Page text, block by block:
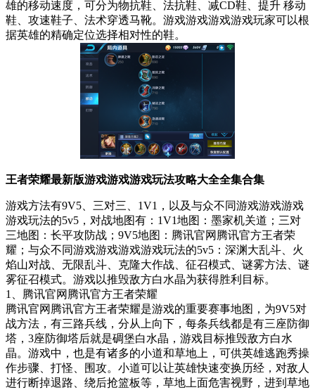
雄的移动速度，可分为物抗鞋、法抗鞋、减CD鞋、提升 移动
鞋、攻速鞋子、法术穿透马靴。游戏游戏游戏游戏玩家可以根
据英雄的精确定位选择相对性的鞋。
王者荣耀最新版游戏游戏游戏玩法攻略大全全集合集
游戏方法有9V5、三对三、1V1，以及与众不同游戏游戏游戏
游戏玩法的5v5，对战地图有：1V1地图：墨家机关道；三对
三地图：长平攻防战；9V5地图：腾讯官网腾讯官方王者荣
耀；与众不同游戏游戏游戏游戏玩法的5v5：深渊大乱斗、火
焰山对战、无限乱斗、克隆大作战、征召模式、谜雾方法、谜
雾征召模式。游戏以推毁敌方白水晶为获得胜利目标。
1、腾讯官网腾讯官方王者荣耀
腾讯官网腾讯官方王者荣耀是游戏的重要赛事地图，为9V5对
战方法，有三路兵线，分从上向下，每条兵线都是有三座防御
塔，3座防御塔后就是碉堡白水晶，游戏目标推毁敌方白水
晶。游戏中，也是有诸多的小道和草地上，可供英雄逃跑秀操
作步骤、打怪、围攻。小道可以让英雄快速变换历经，对敌人
进行断掉退路、绕后抢篮板等，草地上面危害视野，进到草地